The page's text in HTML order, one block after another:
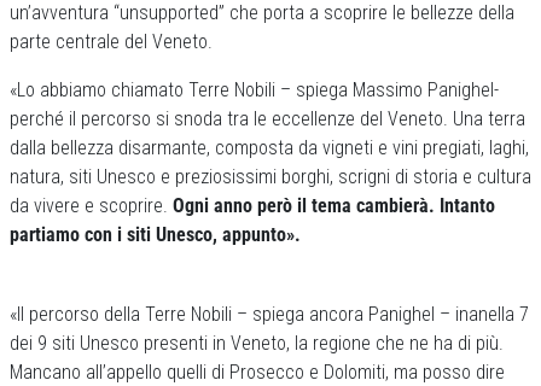
un’avventura “unsupported” che porta a scoprire le bellezze della
parte centrale del Veneto.
«Lo abbiamo chiamato Terre Nobili – spiega Massimo Panighel-
perché il percorso si snoda tra le eccellenze del Veneto. Una terra
dalla bellezza disarmante, composta da vigneti e vini pregiati, laghi,
natura, siti Unesco e preziosissimi borghi, scrigni di storia e cultura
da vivere e scoprire. Ogni anno però il tema cambierà. Intanto
partiamo con i siti Unesco, appunto».
«Il percorso della Terre Nobili – spiega ancora Panighel – inanella 7
dei 9 siti Unesco presenti in Veneto, la regione che ne ha di più.
Mancano all’appello quelli di Prosecco e Dolomiti, ma posso dire